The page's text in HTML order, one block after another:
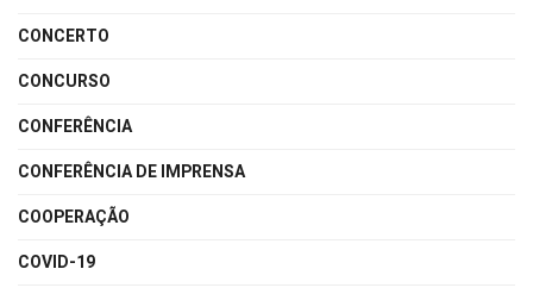
CONCERTO
CONCURSO
CONFERÊNCIA
CONFERÊNCIA DE IMPRENSA
COOPERAÇÃO
COVID-19